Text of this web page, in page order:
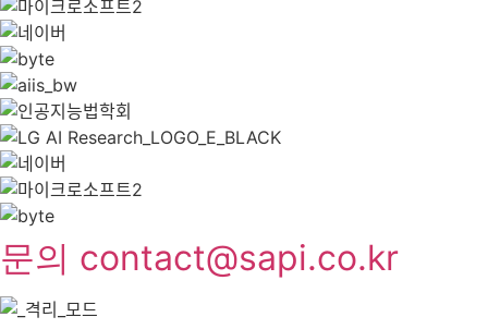
문의 contact@sapi.co.kr